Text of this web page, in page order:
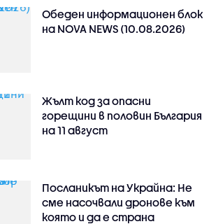
Обеден информационен блок
на NOVA NEWS (10.08.2026)
Жълт код за опасни
горещини в половин България
на 11 август
Посланикът на Украйна: Не
сме насочвали дронове към
която и да е страна